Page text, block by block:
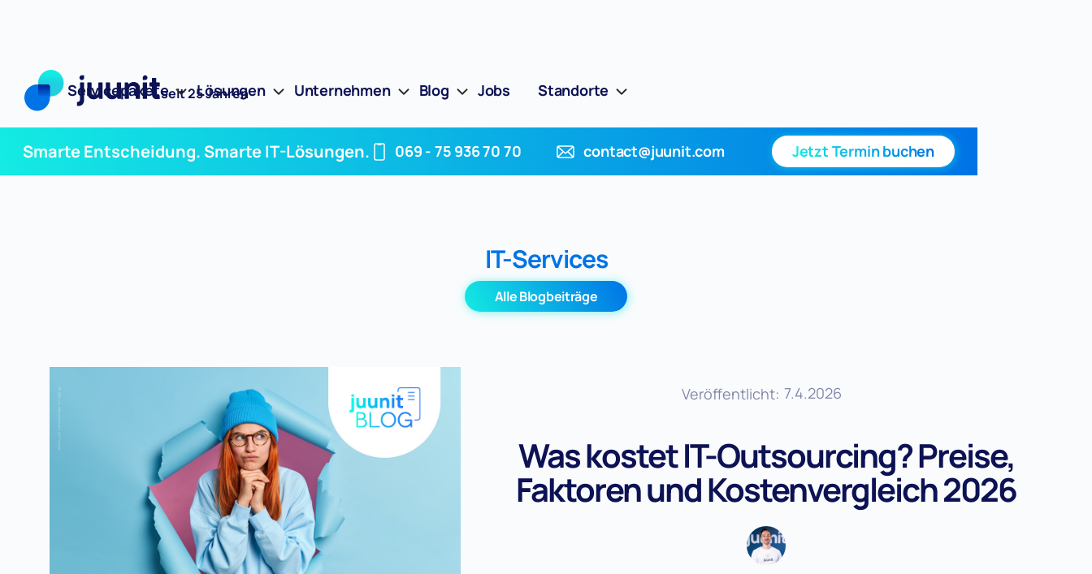
seit 25 Jahren
Servicepakete Lösungen Unternehmen Blog Jobs Standorte
Smarte Entscheidung. Smarte IT-Lösungen. 069 - 75 936 70 70 contact@juunit.com Jetzt Termin buchen
IT-Services
Alle Blogbeiträge
Veröffentlicht: 7.4.2026
Was kostet IT-Outsourcing? Preise,
Faktoren und Kostenvergleich 2026